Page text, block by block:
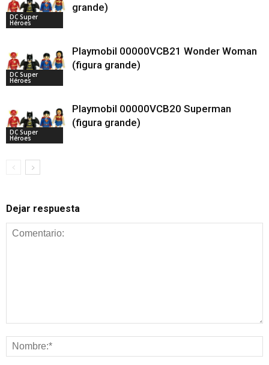
DC Super
Héroes
grande)
DC Super
Héroes
Playmobil 00000VCB21 Wonder Woman
(figura grande)
DC Super
Héroes
Playmobil 00000VCB20 Superman
(figura grande)
Dejar respuesta